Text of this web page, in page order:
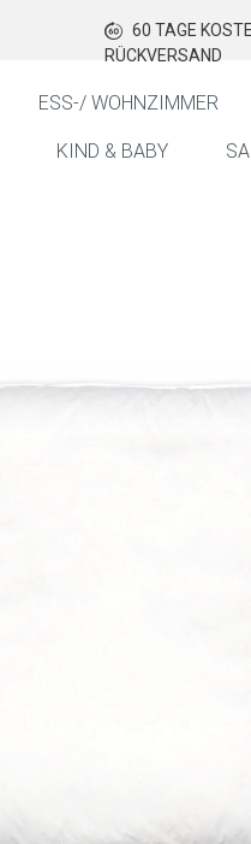
60 TAGE
RÜCKVERSAND
ESS-/ WOHNZIMMER
KIND & BABY